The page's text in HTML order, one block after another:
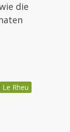
die
Le Rheu